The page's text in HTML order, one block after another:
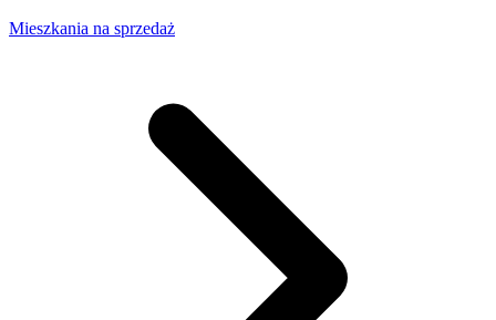
Mieszkania na sprzedaż